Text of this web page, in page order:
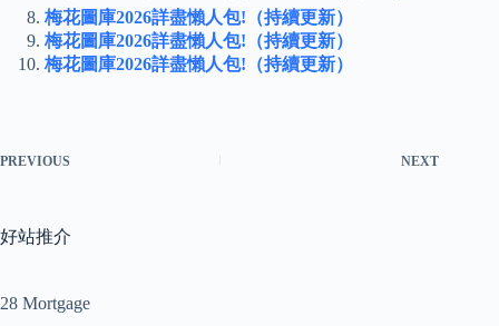
梅花圖庫2026詳盡懶人包!（持續更新）
梅花圖庫2026詳盡懶人包!（持續更新）
梅花圖庫2026詳盡懶人包!（持續更新）
PREVIOUS NEXT
好站推介
28 Mortgage